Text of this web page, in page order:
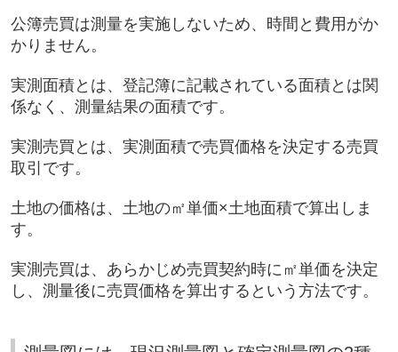
公簿売買は測量を実施しないため、時間と費用がか
かりません。
実測面積とは、登記簿に記載されている面積とは関
係なく、測量結果の面積です。
実測売買とは、実測面積で売買価格を決定する売買
取引です。
土地の価格は、土地の㎡単価×土地面積で算出しま
す。
実測売買は、あらかじめ売買契約時に㎡単価を決定
し、測量後に売買価格を算出するという方法です。